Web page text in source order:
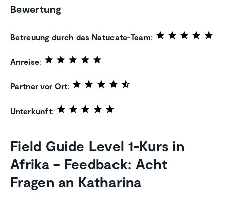
Bewertung
Betreuung durch das Natucate-Team:
Anreise:
Partner vor Ort:
Unterkunft:
Field Guide Level 1-Kurs in
Afrika – Feedback: Acht
Fragen an Katharina